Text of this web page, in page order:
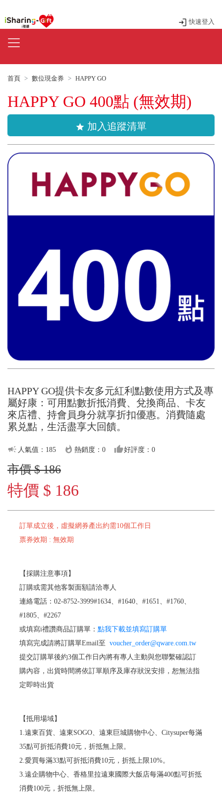
快速登入
首頁 數位現金券 HAPPY GO
HAPPY GO 400點 (無效期)
star 加入追蹤清單
HAPPY GO提供卡友多元紅利點數使用方式及專
屬好康：可用點數折抵消費、兌換商品、卡友
來店禮、持會員身分就享折扣優惠。消費隨處
累兑點，生活盡享大回饋。
campaign 人氣值：185 whatshot 熱銷度：0 thumb_up好評度：0
市價 $ 186
特價 $ 186
訂單成立後，虛擬網券產出約需10個工作日
票券效期 : 無效期
【採購注意事項】
訂購或需其他客製面額請洽專人
連絡電話：02-8752-3999#1634、#1640、#1651、#1760、
#1805、#2267
或填寫i禮讚商品訂購單： 點我下載並填寫訂購單
填寫完成請將訂購單Email至 voucher_order@qware.com.tw
提交訂購單後約3個工作日內將有專人主動與您聯繫確認訂
購內容，出貨時間將依訂單順序及庫存狀況安排，恕無法指
定即時出貨
【抵用場域】
1.遠東百貨、遠東SOGO、遠東巨城購物中心、Citysuper每滿
35點可折抵消費10元，折抵無上限。
2.愛買每滿33點可折抵消費10元，折抵上限10%。
3.遠企購物中心、香格里拉遠東國際大飯店每滿400點可折抵
消費100元，折抵無上限。